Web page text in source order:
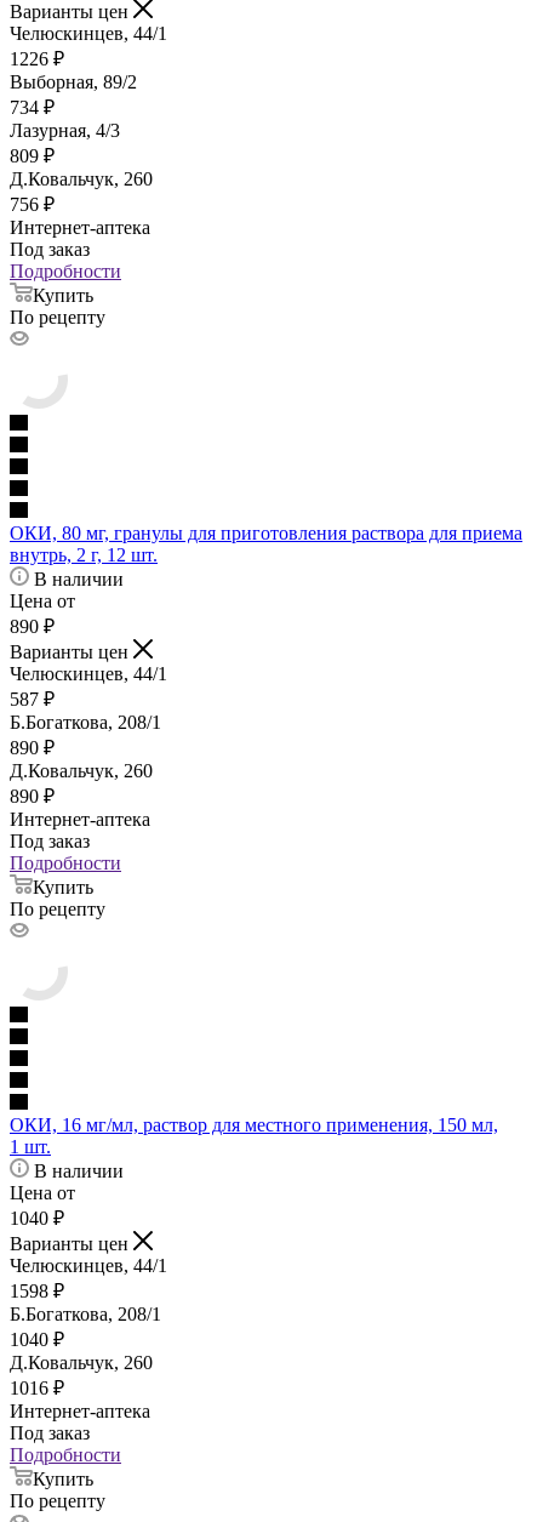
Варианты цен
Челюскинцев, 44/1
1226 ₽
Выборная, 89/2
734 ₽
Лазурная, 4/3
809 ₽
Д.Ковальчук, 260
756 ₽
Интернет-аптека
Под заказ
Подробности
Купить
По рецепту
ОКИ, 80 мг, гранулы для приготовления раствора для приема
внутрь, 2 г, 12 шт.
В наличии
Цена от
890 ₽
Варианты цен
Челюскинцев, 44/1
587 ₽
Б.Богаткова, 208/1
890 ₽
Д.Ковальчук, 260
890 ₽
Интернет-аптека
Под заказ
Подробности
Купить
По рецепту
ОКИ, 16 мг/мл, раствор для местного применения, 150 мл,
1 шт.
В наличии
Цена от
1040 ₽
Варианты цен
Челюскинцев, 44/1
1598 ₽
Б.Богаткова, 208/1
1040 ₽
Д.Ковальчук, 260
1016 ₽
Интернет-аптека
Под заказ
Подробности
Купить
По рецепту